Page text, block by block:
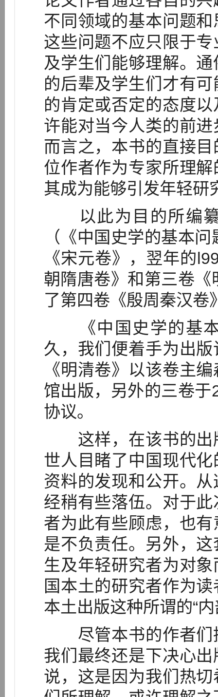
不同领域的基本问题
这些问题不应只限于
及学生们能够理解。
的后辈及学生们才有
的肯定或否定的态度
许能对当今人类的前
而言之，本书的直接
位作者作为专家所理
其成为能够引发年轻研
以此为目的所编纂
（《中国史学的基本
《宋元卷》，翌年的
朝隋唐卷》和第三卷
了第四卷《殷周秦汉卷
《中国史学的基本
久，我们便着手为出
《明清卷》以该卷主
馆出版，另外的三卷
协议。
这样，在该书的出
世人目睹了中国现代
资料的发现和公开。
经稍有些落伍。对于
者为此有些顾虑，也
是不负责任。另外，
生及年轻研究者为对
国本土的研究者作为
本土出版这种所谓的“
尽管本书的作者们
我们最终还是下决心
说，这是因为我们热